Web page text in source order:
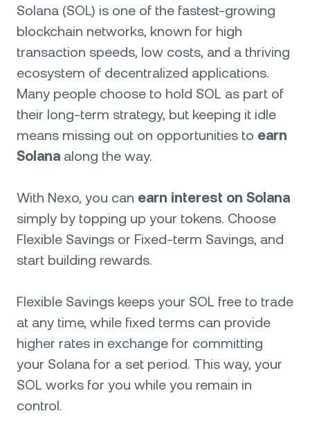
Solana (SOL) is one of the fastest-growing
blockchain networks, known for high
transaction speeds, low costs, and a thriving
ecosystem of decentralized applications.
Many people choose to hold SOL as part of
their long-term strategy, but keeping it idle
means missing out on opportunities to earn
Solana along the way.
With Nexo, you can earn interest on Solana
simply by topping up your tokens. Choose
Flexible Savings or Fixed-term Savings, and
start building rewards.
Flexible Savings keeps your SOL free to trade
at any time, while fixed terms can provide
higher rates in exchange for committing
your Solana for a set period. This way, your
SOL works for you while you remain in
control.